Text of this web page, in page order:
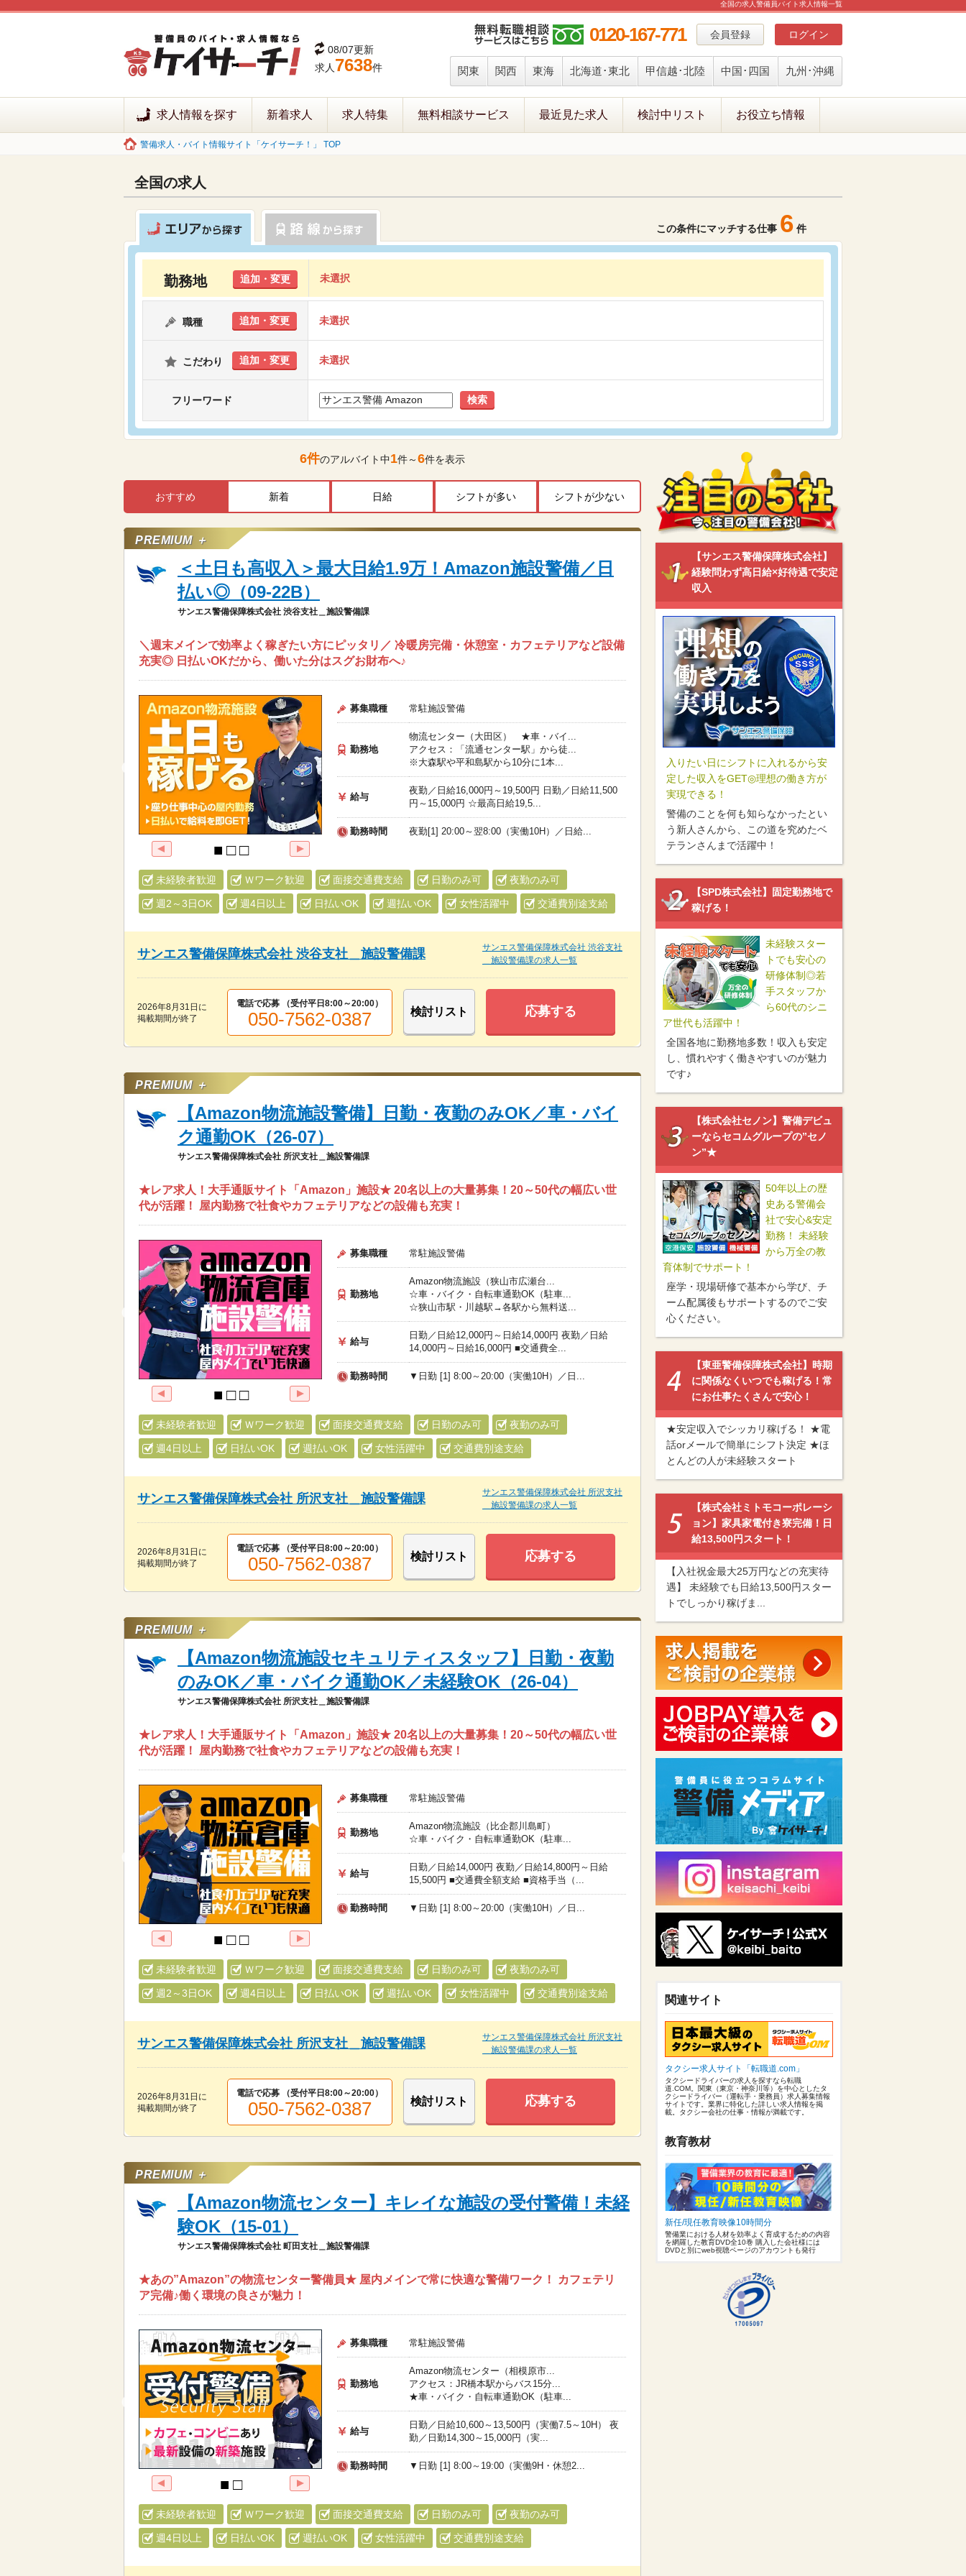
全国の求人警備員バイト求人情報一覧
08/07更新
求人 7638件
会員登録 ログイン
0120-167-771
関東 関西 東海 北海道･東北 甲信越･北陸 中国･四国 九州･沖縄
求人情報を探す 新着求人 求人特集 無料相談サービス 最近見た求人 検討中リスト お役立ち情報
警備求人・バイト情報サイト「ケイサーチ！」 TOP
全国の求人
この条件にマッチする仕事 6 件
勤務地 追加・変更 未選択
職種 追加・変更 未選択
こだわり 追加・変更 未選択
フリーワード 検索
6件のアルバイト中1件～6件を表示
おすすめ 新着 日給 シフトが多い シフトが少ない
PREMIUM ＋
＜土日も高収入＞最大日給1.9万！Amazon施設警備／日
払い◎（09-22B）
サンエス警備保障株式会社 渋谷支社＿施設警備課
＼週末メインで効率よく稼ぎたい方にピッタリ／ 冷暖房完備・休憩室・カフェテリアなど設備
充実◎ 日払いOKだから、働いた分はスグお財布へ♪
募集職種 常駐施設警備
勤務地
物流センター（大田区） ★車・バイ...
アクセス：「流通センター駅」から徒...
※大森駅や平和島駅から10分に1本...
給与
夜勤／日給16,000円～19,500円 日勤／日給11,500
円～15,000円 ☆最高日給19,5...
勤務時間 夜勤[1] 20:00～翌8:00（実働10H）／日給...
未経験者歓迎 Ｗワーク歓迎 面接交通費支給 日勤のみ可 夜勤のみ可
週2～3日OK 週4日以上 日払いOK 週払いOK 女性活躍中 交通費別途支給
サンエス警備保障株式会社 渋谷支社＿施設警備課
サンエス警備保障株式会社 渋谷支社
＿施設警備課の求人一覧
2026年8月31日 に
掲載期間が終了
電話で応募 （受付平日8:00～20:00）
050-7562-0387 検討リスト 応募する
PREMIUM ＋
【Amazon物流施設警備】日勤・夜勤のみOK／車・バイ
ク通勤OK（26-07）
サンエス警備保障株式会社 所沢支社＿施設警備課
★レア求人！大手通販サイト「Amazon」施設★ 20名以上の大量募集！20～50代の幅広い世
代が活躍！ 屋内勤務で社食やカフェテリアなどの設備も充実！
募集職種 常駐施設警備
勤務地
Amazon物流施設（狭山市広瀬台...
☆車・バイク・自転車通勤OK（駐車...
☆狭山市駅・川越駅→各駅から無料送...
給与
日勤／日給12,000円～日給14,000円 夜勤／日給
14,000円～日給16,000円 ■交通費全...
勤務時間 ▼日勤 [1] 8:00～20:00（実働10H）／日...
未経験者歓迎 Ｗワーク歓迎 面接交通費支給 日勤のみ可 夜勤のみ可
週4日以上 日払いOK 週払いOK 女性活躍中 交通費別途支給
サンエス警備保障株式会社 所沢支社＿施設警備課
サンエス警備保障株式会社 所沢支社
＿施設警備課の求人一覧
2026年8月31日 に
掲載期間が終了
電話で応募 （受付平日8:00～20:00）
050-7562-0387 検討リスト 応募する
PREMIUM ＋
【Amazon物流施設セキュリティスタッフ】日勤・夜勤
のみOK／車・バイク通勤OK／未経験OK（26-04）
サンエス警備保障株式会社 所沢支社＿施設警備課
★レア求人！大手通販サイト「Amazon」施設★ 20名以上の大量募集！20～50代の幅広い世
代が活躍！ 屋内勤務で社食やカフェテリアなどの設備も充実！
募集職種 常駐施設警備
勤務地
Amazon物流施設（比企郡川島町）
☆車・バイク・自転車通勤OK（駐車...
給与
日勤／日給14,000円 夜勤／日給14,800円～日給
15,500円 ■交通費全額支給 ■資格手当（...
勤務時間 ▼日勤 [1] 8:00～20:00（実働10H）／日...
未経験者歓迎 Ｗワーク歓迎 面接交通費支給 日勤のみ可 夜勤のみ可
週2～3日OK 週4日以上 日払いOK 週払いOK 女性活躍中 交通費別途支給
サンエス警備保障株式会社 所沢支社＿施設警備課
サンエス警備保障株式会社 所沢支社
＿施設警備課の求人一覧
2026年8月31日 に
掲載期間が終了
電話で応募 （受付平日8:00～20:00）
050-7562-0387 検討リスト 応募する
PREMIUM ＋
【Amazon物流センター】キレイな施設の受付警備！未経
験OK（15-01）
サンエス警備保障株式会社 町田支社＿施設警備課
★あの”Amazon”の物流センター警備員★ 屋内メインで常に快適な警備ワーク！ カフェテリ
ア完備♪働く環境の良さが魅力！
募集職種 常駐施設警備
勤務地
Amazon物流センター（相模原市...
アクセス：JR橋本駅からバス15分...
★車・バイク・自転車通勤OK（駐車...
給与
日勤／日給10,600～13,500円（実働7.5～10H） 夜
勤／日勤14,300～15,000円（実...
勤務時間 ▼日勤 [1] 8:00～19:00（実働9H・休憩2...
未経験者歓迎 Ｗワーク歓迎 面接交通費支給 日勤のみ可 夜勤のみ可
週4日以上 日払いOK 週払いOK 女性活躍中 交通費別途支給
【サンエス警備保障株式会社】
経験問わず高日給×好待遇で安定
収入
入りたい日にシフトに入れるから安
定した収入をGET◎理想の働き方が
実現できる！
警備のことを何も知らなかったとい
う新人さんから、この道を究めたベ
テランさんまで活躍中！
【SPD株式会社】固定勤務地で
稼げる！
未経験スター
トでも安心の
研修体制◎若
手スタッフか
ら60代のシニ
ア世代も活躍中！
全国各地に勤務地多数！収入も安定
し、慣れやすく働きやすいのが魅力
です♪
【株式会社セノン】警備デビュ
ーならセコムグループの”セノ
ン”★
50年以上の歴
史ある警備会
社で安心&安定
勤務！ 未経験
から万全の教
育体制でサポート！
座学・現場研修で基本から学び、チ
ーム配属後もサポートするのでご安
心ください。
【東亜警備保障株式会社】時期
に関係なくいつでも稼げる！常
にお仕事たくさんで安心！
★安定収入でシッカリ稼げる！ ★電
話orメールで簡単にシフト決定 ★ほ
とんどの人が未経験スタート
【株式会社ミトモコーポレーシ
ョン】家具家電付き寮完備！日
給13,500円スタート！
【入社祝金最大25万円などの充実待
遇】 未経験でも日給13,500円スター
トでしっかり稼げま...
関連サイト
タクシー求人サイト「転職道.com」
タクシードライバーの求人を探すなら転職
道.COM。関東（東京・神奈川等）を中心としたタ
クシードライバー（運転手・乗務員）求人募集情報
サイトです。業界に特化した詳しい求人情報を掲
載。タクシー会社の仕事・情報が満載です。
教育教材
新任/現任教育映像10時間分
警備業における人材を効率よく育成するための内容
を網羅した教育DVD全10巻 購入した会社様には
DVDと別にweb視聴ページのアカウントも発行